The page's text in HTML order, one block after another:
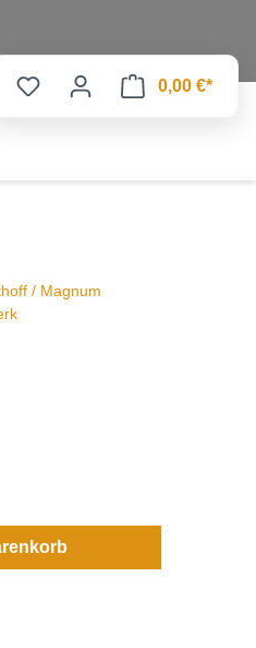
0,00 €*
Wert ein